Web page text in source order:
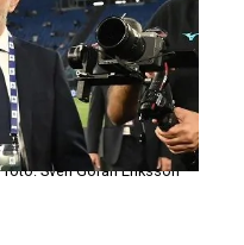
Sven Goran Eriksson